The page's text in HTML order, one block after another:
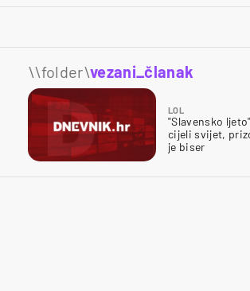
\\folder\vezani_članak
LOL
"Slavensko
cijeli svijet,
je biser